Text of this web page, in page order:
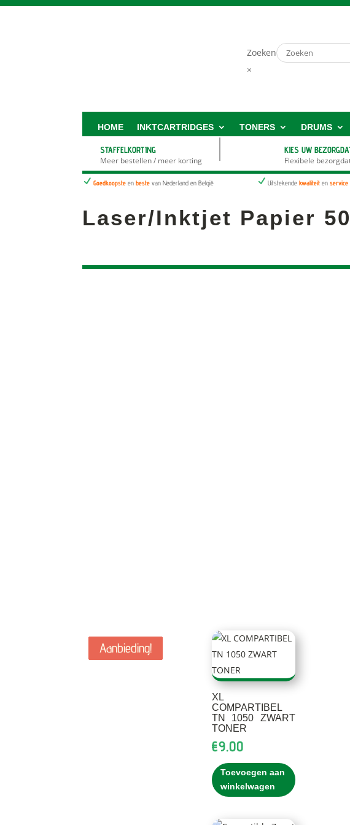
Zoeken
×
HOME INKTCARTRIDGES TONERS DRUMS
STAFFELKORTING
Meer bestellen / meer korting
KIES UW
Flexibele
N Goedkoopste enbeste van Nederland en België N Uitstekendekwaliteiten service
Laser/Inktjet Papier
XL
COMPARTIBEL
TN 1050 ZWART
TONER
€9.00
Toevoegen aan
winkelwagen
Aanbieding!
Aanbieding!
Aanbieding!